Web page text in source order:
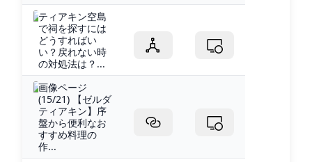
ティアキン空島
で祠を探すには
どうすればい
い？戻れない時
の対処法は？...
画像ページ
(15/21) 【ゼルダ
ティアキン】序
盤から便利なお
すすめ料理の
作...